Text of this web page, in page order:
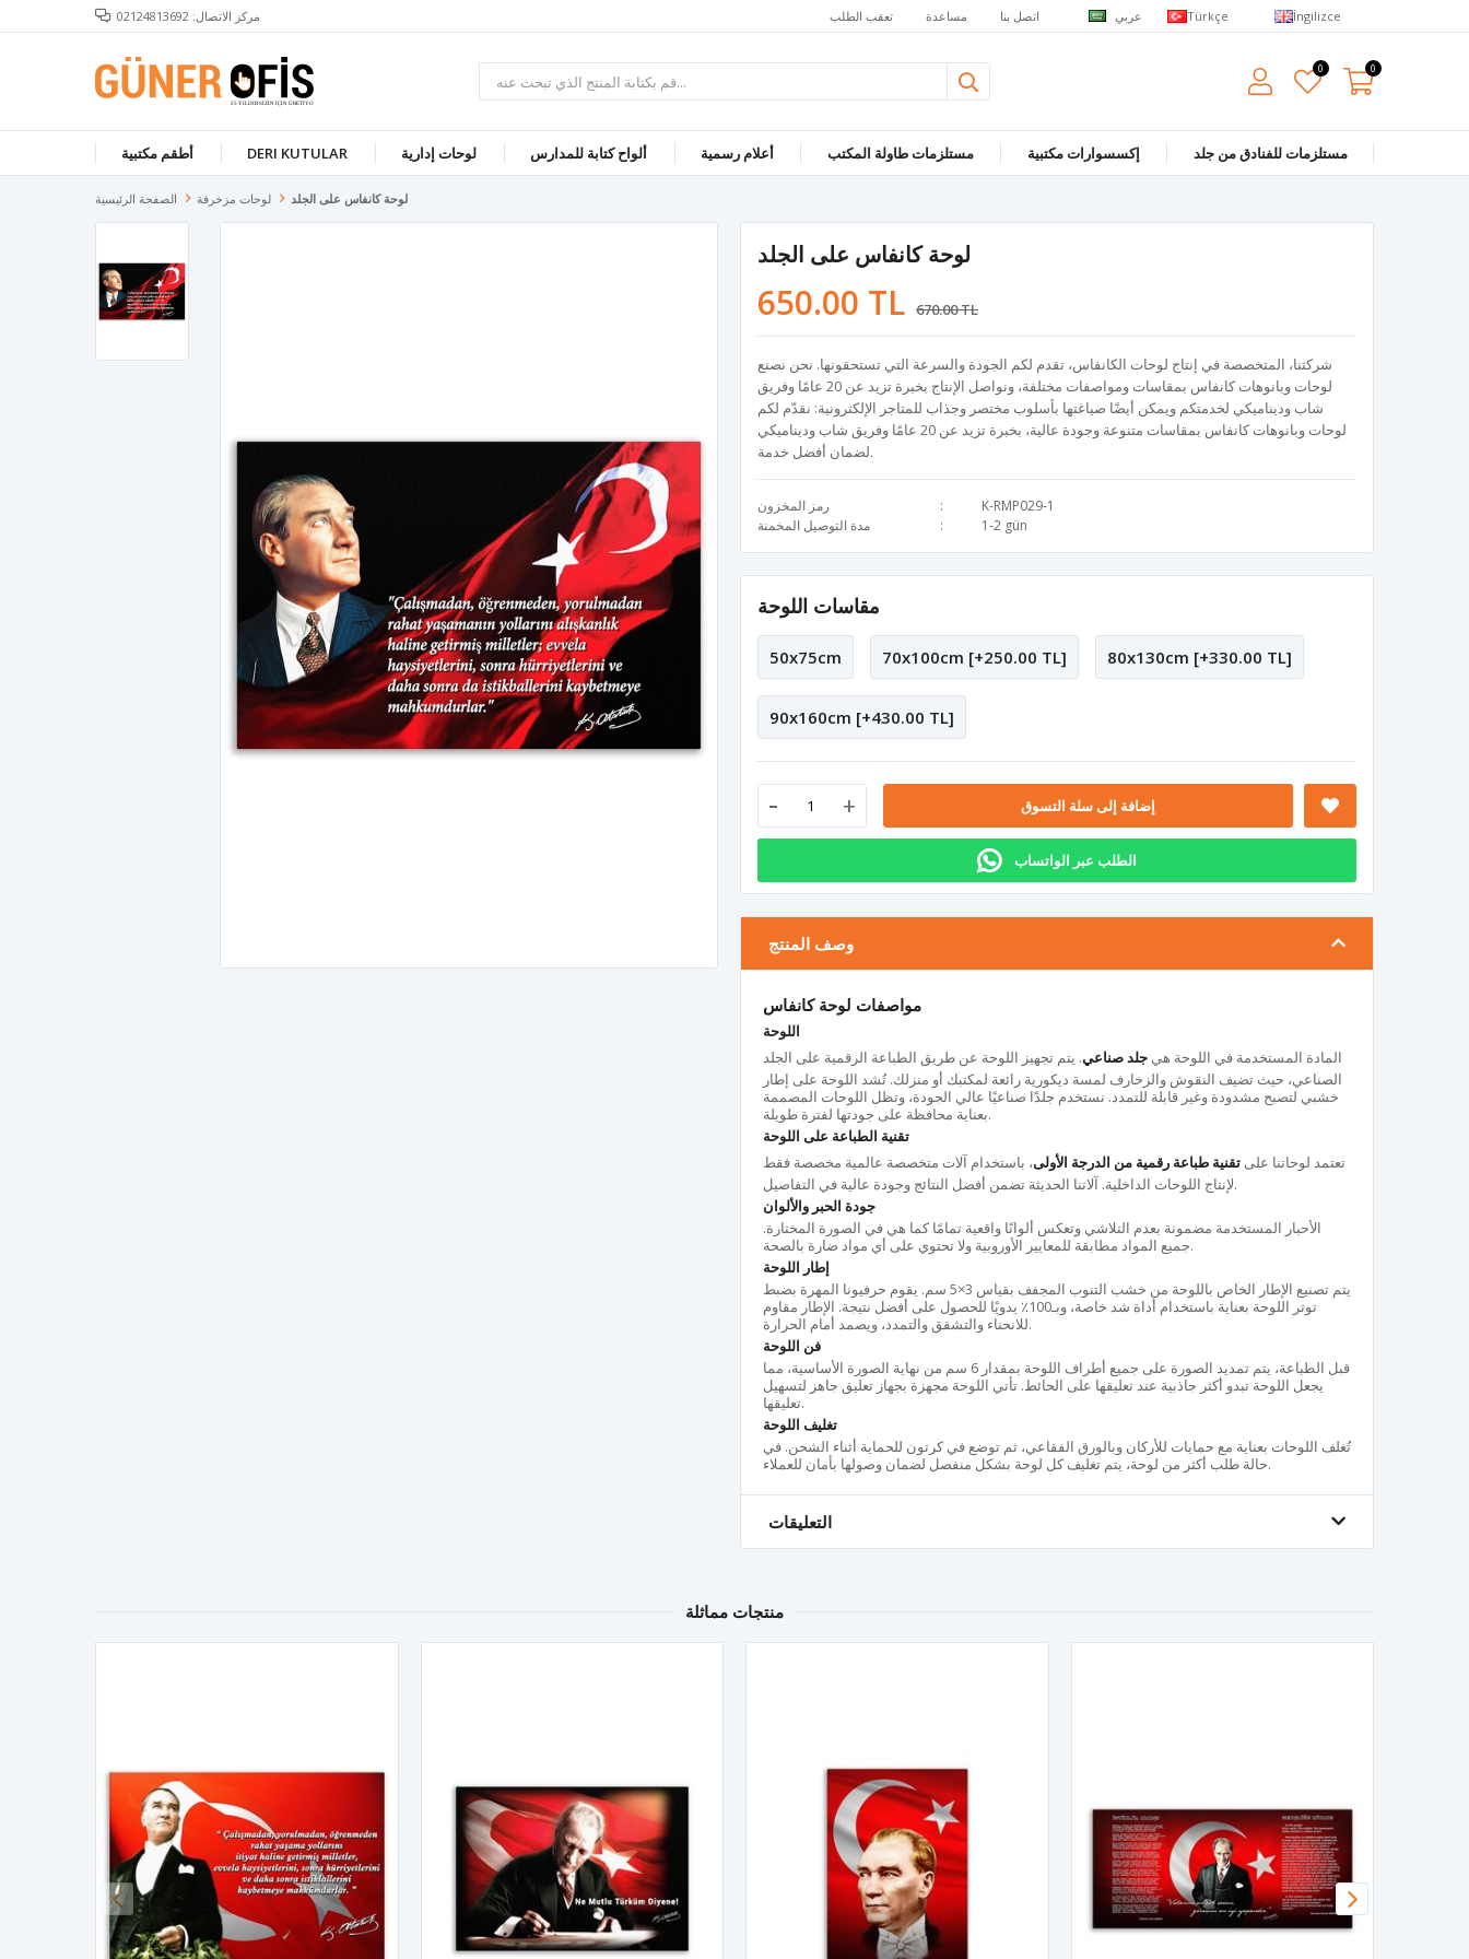
مركز الاتصال: 02124813692 تعقب الطلب مساعدة اتصل بنا عربي Türkçe İngilizce
0 0
أطقم مكتبية DERI KUTULAR لوحات إدارية ألواح كتابة للمدارس أعلام رسمية مستلزمات طاولة المكتب إكسسوارات مكتبية مستلزمات للفنادق من جلد
الصفحة الرئيسية لوحات مزخرفة لوحة كانفاس على الجلد
لوحة كانفاس على الجلد
650.00 TL 670.00 TL
شركتنا، المتخصصة في إنتاج لوحات الكانفاس، تقدم لكم الجودة والسرعة التي تستحقونها. نحن نصنع
لوحات وبانوهات كانفاس بمقاسات ومواصفات مختلفة، ونواصل الإنتاج بخبرة تزيد عن 20 عامًا وفريق
شاب وديناميكي لخدمتكم ويمكن أيضًا صياغتها بأسلوب مختصر وجذاب للمتاجر الإلكترونية: نقدّم لكم
لوحات وبانوهات كانفاس بمقاسات متنوعة وجودة عالية، بخبرة تزيد عن 20 عامًا وفريق شاب وديناميكي
لضمان أفضل خدمة.
رمز المخزون
K-RMP029-1
مدة التوصيل المخمنة
1-2 gün
مقاسات اللوحة
50x75cm 70x100cm [+250.00 TL] 80x130cm [+330.00 TL]
90x160cm [+430.00 TL]
- + إضافة إلى سلة التسوق
الطلب عبر الواتساب
وصف المنتج
مواصفات لوحة كانفاس
اللوحة
المادة المستخدمة في اللوحة هي جلد صناعي. يتم تجهيز اللوحة عن طريق الطباعة الرقمية على الجلد
الصناعي، حيث تضيف النقوش والزخارف لمسة ديكورية رائعة لمكتبك أو منزلك. تُشد اللوحة على إطار
خشبي لتصبح مشدودة وغير قابلة للتمدد. نستخدم جلدًا صناعيًا عالي الجودة، وتظل اللوحات المصممة
بعناية محافظة على جودتها لفترة طويلة.
تقنية الطباعة على اللوحة
تعتمد لوحاتنا على تقنية طباعة رقمية من الدرجة الأولى، باستخدام آلات متخصصة عالمية مخصصة فقط
لإنتاج اللوحات الداخلية. آلاتنا الحديثة تضمن أفضل النتائج وجودة عالية في التفاصيل.
جودة الحبر والألوان
الأحبار المستخدمة مضمونة بعدم التلاشي وتعكس ألوانًا واقعية تمامًا كما هي في الصورة المختارة.
جميع المواد مطابقة للمعايير الأوروبية ولا تحتوي على أي مواد ضارة بالصحة.
يتم تصنيع الإطار الخاص باللوحة من خشب التنوب المجفف بقياس 3×5 سم. يقوم حرفيونا المهرة بضبط
توتر اللوحة بعناية باستخدام أداة شد خاصة، وبـ100٪ يدويًا للحصول على أفضل نتيجة. الإطار مقاوم
للانحناء والتشقق والتمدد، ويصمد أمام الحرارة.
قبل الطباعة، يتم تمديد الصورة على جميع أطراف اللوحة بمقدار 6 سم من نهاية الصورة الأساسية، مما
يجعل اللوحة تبدو أكثر جاذبية عند تعليقها على الحائط. تأتي اللوحة مجهزة بجهاز تعليق جاهز لتسهيل
تعليقها.
تغليف اللوحة
تُغلف اللوحات بعناية مع حمايات للأركان وبالورق الفقاعي، ثم توضع في كرتون للحماية أثناء الشحن. في
حالة طلب أكثر من لوحة، يتم تغليف كل لوحة بشكل منفصل لضمان وصولها بأمان للعملاء.
التعليقات
منتجات مماثلة